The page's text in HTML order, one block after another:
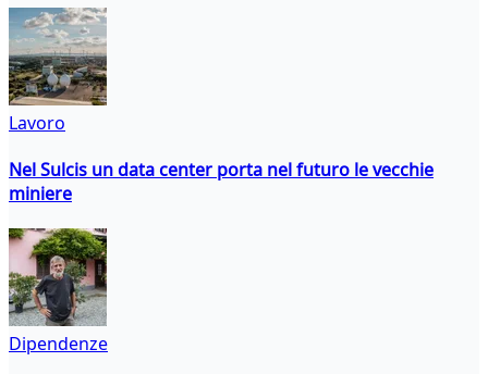
Lavoro
Nel Sulcis un data center porta nel futuro le vecchie
miniere
Dipendenze